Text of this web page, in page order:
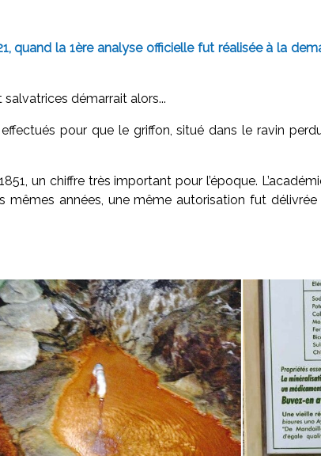
quand la 1ère analyse officielle fut réalisée à la
démarrait alors...
pour que le griffon, situé dans le ravin
un chiffre très important pour l’époque.
mêmes années, une même autorisation fut